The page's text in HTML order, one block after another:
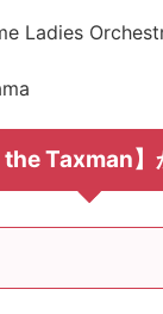
Ladies
the Taxman